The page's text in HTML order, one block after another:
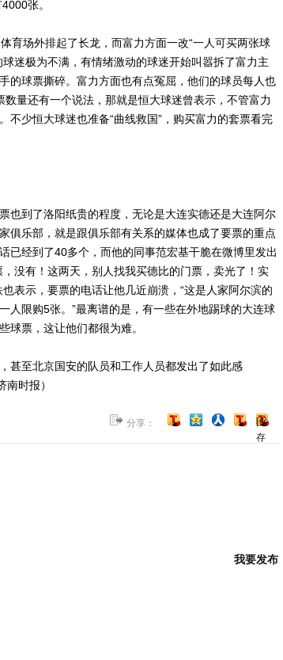
张。
场外排起了长龙，而富力方面一改“一人可买两张球
迷极为不满，有情绪激动的球迷开始叫嚣拆了富力主
的球票撕碎。富力方面也有点冤屈，他们的球员每人也
量还有一个说法，那就是恒大球迷曾表示，不管富力
不少恒大球迷也准备“曲线救国”，购买富力的套票看完
到了洛阳纸贵的程度，无论是大连实德还是大连阿尔
俱乐部，就是跟俱乐部有关系的媒体也成了要票的重点
已经到了40多个，而他的同事范宏基干脆在微博里发出
没有！这两天，别人找我买德比的门票，卖光了！实
表示，要票的电话让他几近崩溃，“这是人家阿尔滨的
人限购5张。”最离谱的是，有一些在外地踢球的大连球
球票，这让他们都很为难。
至北京国安的队员和工作人员都发出了如此感
时报）
分享：
[保
存
我要发布